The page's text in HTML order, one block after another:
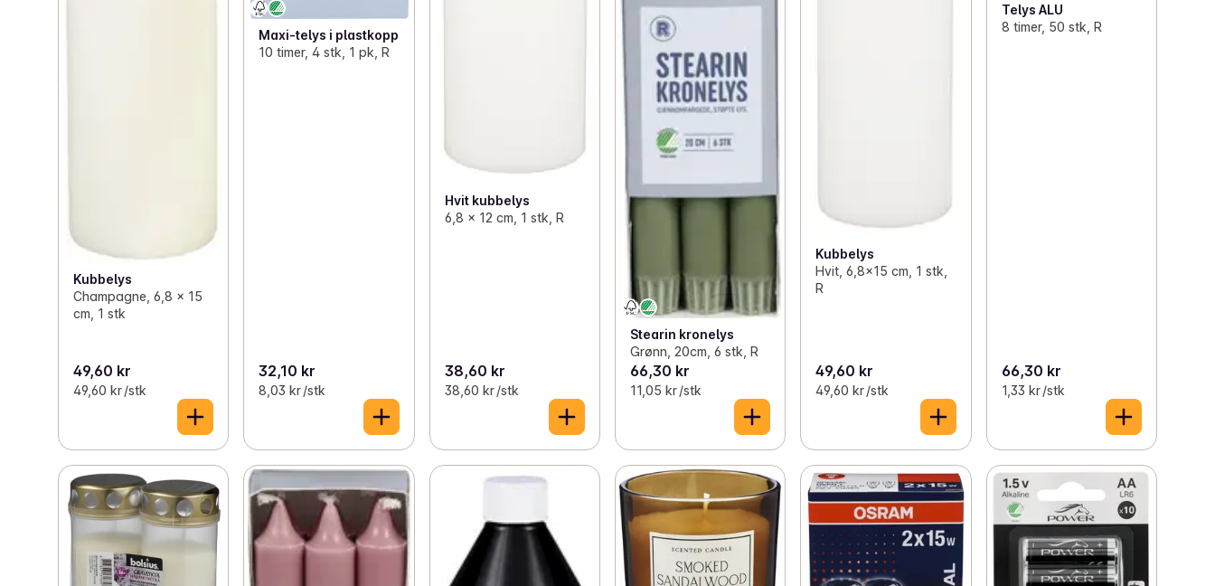
Kubbelys
Champagne, 6,8 x 15
cm, 1 stk
49,60 kr
49,60 kr /stk
Maxi-telys i plastkopp
10 timer, 4 stk, 1 pk, R
32,10 kr
8,03 kr /stk
Hvit kubbelys
6,8 x 12 cm, 1 stk, R
38,60 kr
38,60 kr /stk
Stearin kronelys
Grønn, 20cm, 6 stk, R
66,30 kr
11,05 kr /stk
Kubbelys
Hvit, 6,8x15 cm, 1 stk,
R
49,60 kr
49,60 kr /stk
Telys ALU
8 timer, 50 stk, R
66,30 kr
1,33 kr /stk